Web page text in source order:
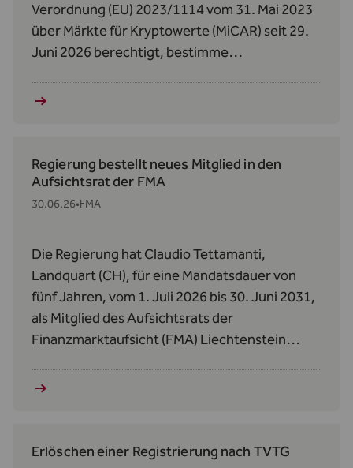
Verordnung (EU) 2023/1114 vom 31. Mai 2023
über Märkte für Kryptowerte (MiCAR) seit 29.
Juni 2026 berechtigt, bestimme
Regierung bestellt neues Mitglied in den
Aufsichtsrat der FMA
30.06.26•FMA
Die Regierung hat Claudio Tettamanti,
Landquart (CH), für eine Mandatsdauer von
fünf Jahren, vom 1. Juli 2026 bis 30. Juni 2031,
als Mitglied des Aufsichtsrats der
Finanzmarktaufsicht (FMA) Liechtenstein
Erlöschen einer Registrierung nach TVTG